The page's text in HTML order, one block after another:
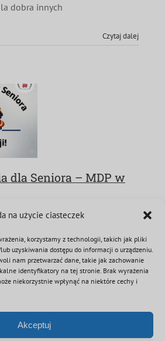
na użycie ciasteczek
korzystamy z technologii, takich jak pliki
uzyskiwania dostępu do informacji o urządzeniu.
nam przetwarzać dane, takie jak zachowanie
identyfikatory na tej stronie. Brak wyrażenia
niekorzystnie wpłynąć na niektóre cechy i
Akceptuj
dobra innych
Czytaj dalej
dla Seniora – MDP w
Dnia Babci i Dziadka
członkom młodzieżowych
ich opiekunom włączenie się
poprawy bezpieczeństwa
Czytaj dalej